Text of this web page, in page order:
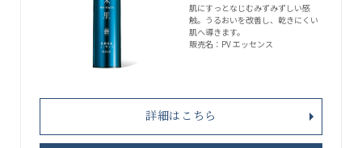
肌にすっとなじむみずみずしい感
触。うるおいを改善し、乾きにくい
肌へ導きます。
販売名：PV エッセンス
詳細はこちら